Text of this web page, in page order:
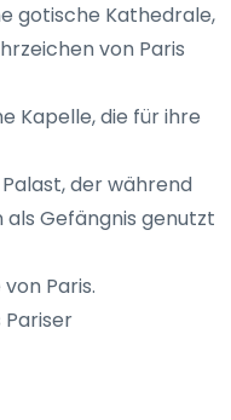
gotische Kathedrale,
von Paris
Kapelle, die für ihre
der während
als Gefängnis genutzt
Paris.
Pariser